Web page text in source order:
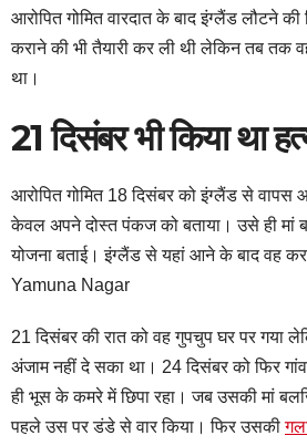
आरोपित गोमित वारदात के बाद इंग्लैंड लौटने
कराने की भी तैयारी कर ली थी लेकिन तब तक
था।
21 दिसंबर भी किया था
आरोपित गोमित 18 दिसंबर को इंग्लैंड से वापस
केवल अपने दोस्त पंकज को बताया। उसे ही मां
योजना बताई। इंग्लैंड से यहां आने के बाद वह
Yamuna Nagar
21 दिसंबर की रात को वह गुपचुप घर पर गया
अंजाम नहीं दे सका था। 24 दिसंबर को फिर
ही भूस के कमरे में छिपा रहा। जब उसकी मां
पहले उस पर डंडे से वार किया। फिर उसकी